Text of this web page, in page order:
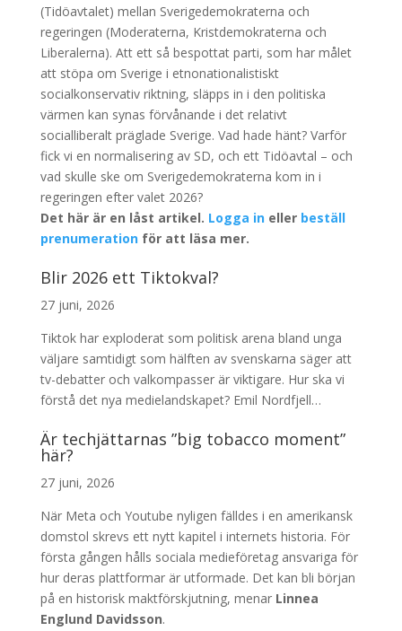
(Tidöavtalet) mellan Sverigedemokraterna och
regeringen (Moderaterna, Kristdemokraterna och
Liberalerna). Att ett så bespottat parti, som har målet
att stöpa om Sverige i etnonationalistiskt
socialkonservativ riktning, släpps in i den politiska
värmen kan synas förvånande i det relativt
socialliberalt präglade Sverige. Vad hade hänt? Varför
fick vi en normalisering av SD, och ett Tidöavtal – och
vad skulle ske om Sverigedemokraterna kom in i
regeringen efter valet 2026?
Det här är en låst artikel. Logga ineller beställ
prenumerationför att läsa mer.
Blir 2026 ett Tiktokval?
27 juni, 2026
Tiktok har exploderat som politisk arena bland unga
väljare samtidigt som hälften av svenskarna säger att
tv-debatter och valkompasser är viktigare. Hur ska vi
förstå det nya medielandskapet? Emil Nordfjell…
Är techjättarnas ”big tobacco moment”
här?
27 juni, 2026
När Meta och Youtube nyligen fälldes i en amerikansk
domstol skrevs ett nytt kapitel i internets historia. För
första gången hålls sociala medieföretag ansvariga för
hur deras plattformar är utformade. Det kan bli början
på en historisk maktförskjutning, menar Linnea
Englund Davidsson.